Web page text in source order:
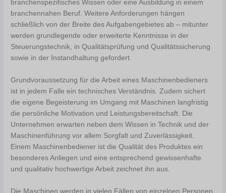
branchenspezifisches Wissen oder eine Ausbildung in einem
branchennahen Beruf. Weitere Anforderungen hängen
schließlich von der Breite des Aufgabengebietes ab – mitunter
werden grundlegende oder erweiterte Kenntnisse in der
Steuerungstechnik, in Qualitätsprüfung und Qualitätssicherung
sowie in der Instandhaltung gefordert.
Grundvoraussetzung für die Arbeit eines Maschinenbedieners
ist in jedem Falle ein technisches Verständnis. Zudem sichert
die eigene Begeisterung im Umgang mit Maschinen langfristig
die persönliche Motivation und Leistungsbereitschaft. Die
Unternehmen erwarten neben dem Wissen in Technik und der
Maschinenführung vor allem Sorgfalt und Zuverlässigkeit.
Einem Maschinenbediener ist die Qualität des Produktes ein
besonderes Anliegen und eine entsprechend gewissenhafte
und qualitativ hochwertige Arbeit zeichnet ihn aus.
Die Maschinen werden in vielen Fällen von einzelnen Personen